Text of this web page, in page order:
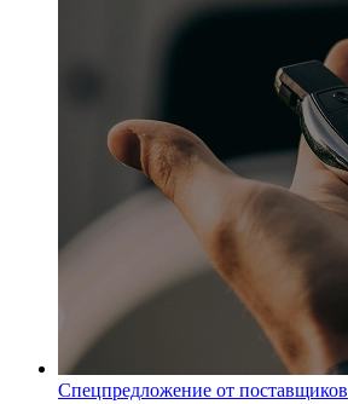
Спецпредложение от поставщиков